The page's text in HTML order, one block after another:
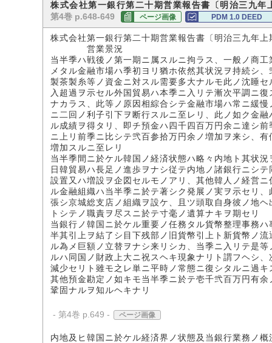
株式会社第一銀行第二十期営業報告書〔明治三九年
第4巻 p.648-649 ページ画像 PDM 1.0 DEED
株式会社第一銀行第二十期営業報告書〔明治三九年上
営業景況
当半季ハ戦後ノ第一期ニ属スルニ拘ラス、一般ノ商
メタル金融市場ハ季初ヨリ猶ホ依然其状況ヲ持続シ
製茶製糸等ノ資金ニ対スル需要多大ナルモ此ノ沈睡
入超過ヲ示セル外国貿易ハ本季ニ入リテ漸次平調ニ
ナカラス、此等ノ原因相綜合シテ金融市場ハ常ニ緩
ニ二回ノ利子引下ヲ断行スルニ至レリ、此ノ如ク金
ル成績ヲ得タリ、即チ預金ハ四千四百万円余ニ達シ
ニ上リ前季ニ比シテ弐百参拾万円余ノ増加ヲ来シ、
増加スルニ至レリ
当半季間ニ於ケル韓国ノ経済状態ハ略々内地ト其状
日韓貿易ハ長足ノ進歩ヲナシ従テ内地ノ諸銀行ニシ
設置又ハ増設ヲ企図セルモノアリ、其他韓人ノ経営
ル金融組織ハ当半季ニ於テ著シク発展ノ実ヲ示セリ
張シ京城総支店ノ組織ヲ設ケ、且ツ頭取自身彼ノ地
トシテノ職責ヲ尽スニ於テ寸毫ノ遺算ナキヲ期セリ
当銀行ノ韓国ニ於ケル重要ノ任務タル貨幣整理事務
半其引上ヲ結了シ目下残部ノ旧貨幣引上ト新貨幣ノ
ル為メ巨額ノ立替ヲナシ来リシカ、当季ニ入リテ是
ルハ同国ノ財政上大ニ祝スヘキ現象ナリト謂フヘシ
減少セリト雖モ之レ単ニ平時ノ常態ニ復シタルニ過
其他預金勘定ノ如キモ当半季ニ於テ壱千弐百万円有
鞏固ナルヲ知ルヘキナリ
- 第4巻 p.649 - ページ画像
内地及ヒ韓国ニ於ケル経済界ノ状態及当銀行業務ノ